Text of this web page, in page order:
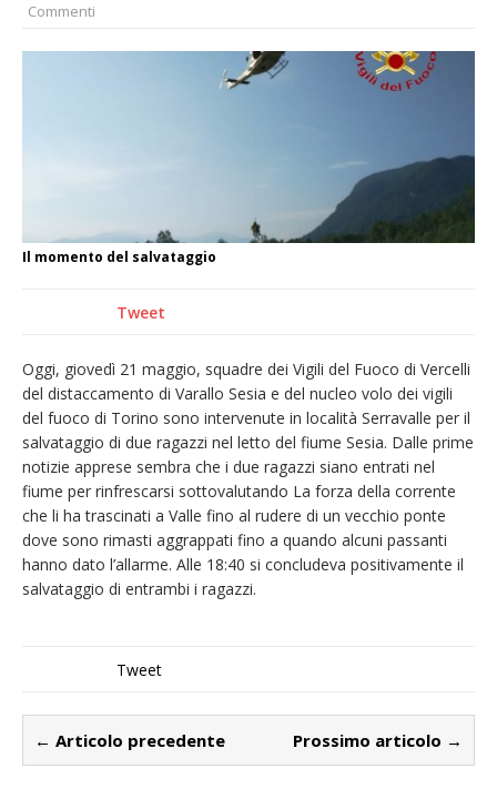
Estate di sagre anche per i mezzi storici della
collezione della Fondazione Marazzato
dell’Asl. Il Comune: «Misura precauzionale e
Dieci anni fa l’ingresso a Vercelli
dell’arcivescovo mons. Marco Arnolfo
Commenti
Il momento del salvataggio
Tweet
Oggi, giovedì 21 maggio, squadre dei Vigili del Fuoco di Vercelli
del distaccamento di Varallo Sesia e del nucleo volo dei vigili
del fuoco di Torino sono intervenute in località Serravalle per il
salvataggio di due ragazzi nel letto del fiume Sesia. Dalle prime
notizie apprese sembra che i due ragazzi siano entrati nel
fiume per rinfrescarsi sottovalutando La forza della corrente
che li ha trascinati a Valle fino al rudere di un vecchio ponte
dove sono rimasti aggrappati fino a quando alcuni passanti
hanno dato l’allarme. Alle 18:40 si concludeva positivamente il
salvataggio di entrambi i ragazzi.
Tweet
← Articolo precedente Prossimo articolo →